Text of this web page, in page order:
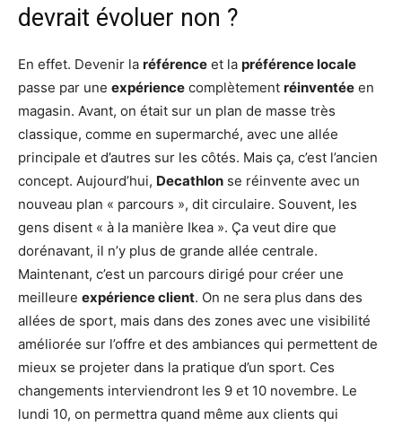
devrait évoluer non ?
En effet. Devenir la référence et la préférence locale
passe par une expérience complètement réinventée en
magasin. Avant, on était sur un plan de masse très
classique, comme en supermarché, avec une allée
principale et d’autres sur les côtés. Mais ça, c’est l’ancien
concept. Aujourd’hui, Decathlon se réinvente avec un
nouveau plan « parcours », dit circulaire. Souvent, les
gens disent « à la manière Ikea ». Ça veut dire que
dorénavant, il n’y plus de grande allée centrale.
Maintenant, c’est un parcours dirigé pour créer une
meilleure expérience client. On ne sera plus dans des
allées de sport, mais dans des zones avec une visibilité
améliorée sur l’offre et des ambiances qui permettent de
mieux se projeter dans la pratique d’un sport. Ces
changements interviendront les 9 et 10 novembre. Le
lundi 10, on permettra quand même aux clients qui